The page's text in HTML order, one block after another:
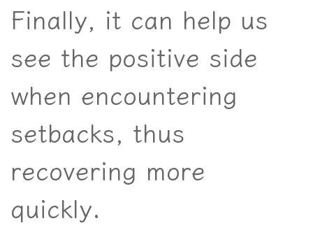
Finally, it can help us
see the positive side
when encountering
setbacks, thus
recovering more
quickly.